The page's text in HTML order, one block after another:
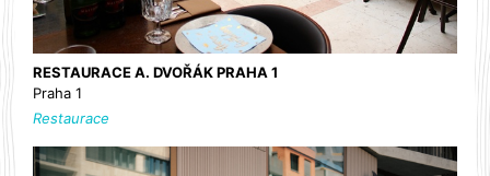
RESTAURACE A. DVOŘÁK PRAHA 1
Praha 1
Restaurace